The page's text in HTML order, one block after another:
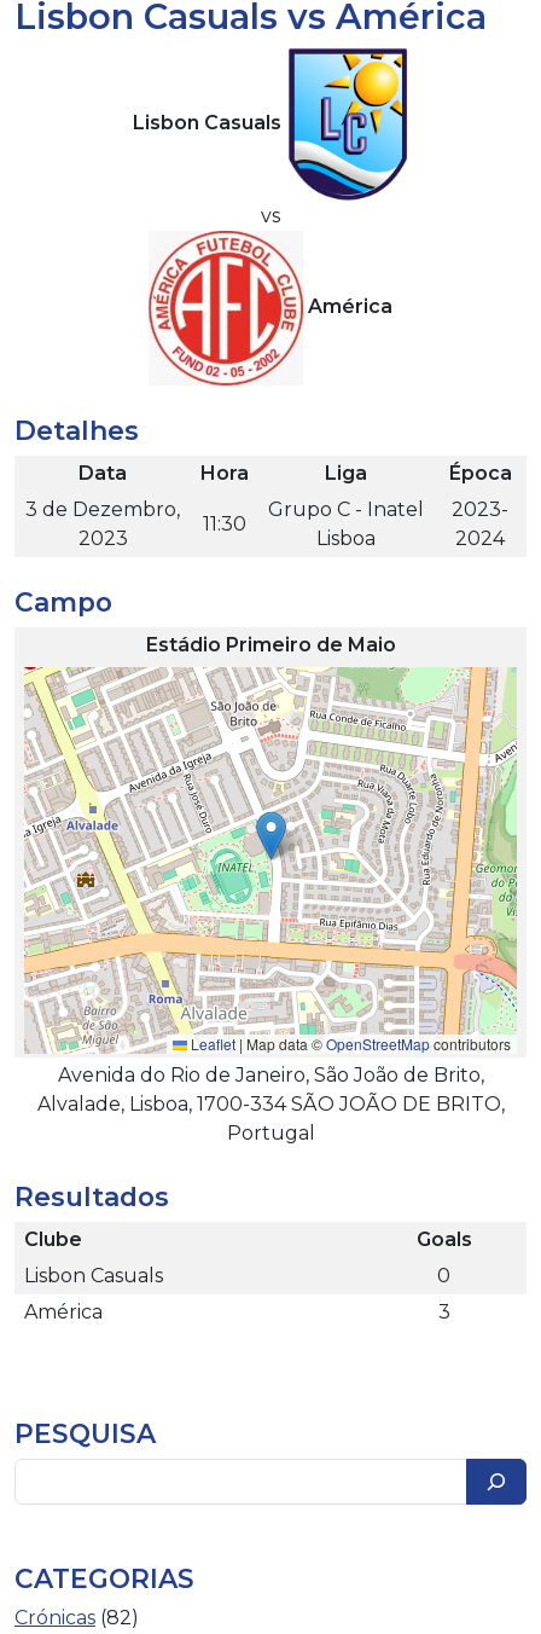
Lisbon Casuals vs América
Lisbon Casuals
vs
América
Detalhes
Data Hora Liga
Época
3 de Dezembro,
2023
11:30
Grupo C - Inatel
Lisboa
2023-
2024
Campo
Estádio Primeiro de Maio
Leaflet | Map data ©OpenStreetMapcontributors
Avenida do Rio de Janeiro, São João de Brito,
Alvalade, Lisboa, 1700-334 SÃO JOÃO DE BRITO,
Portugal
Resultados
Clube
Goals
Lisbon Casuals
0
América
3
PESQUISA
CATEGORIAS
Crónicas (82)